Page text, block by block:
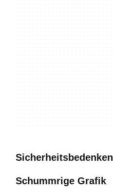
Sicherheitsbedenken
Schummrige Grafik